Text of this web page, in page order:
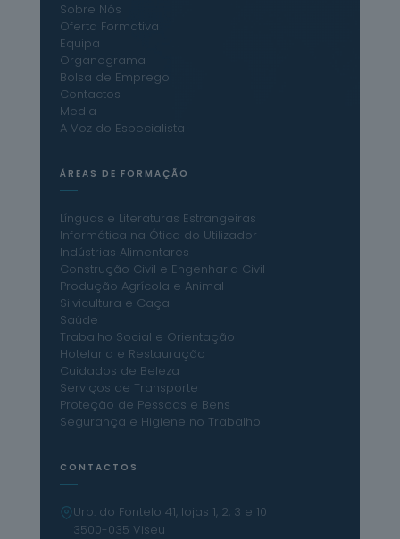
Sobre Nós
Oferta Formativa
Equipa
Organograma
Bolsa de Emprego
Contactos
Media
A Voz do Especialista
ÁREAS DE FORMAÇÃO
Línguas e Literaturas Estrangeiras
Informática na Ótica do Utilizador
Indústrias Alimentares
Construção Civil e Engenharia Civil
Produção Agrícola e Animal
Silvicultura e Caça
Saúde
Trabalho Social e Orientação
Hotelaria e Restauração
Cuidados de Beleza
Serviços de Transporte
Proteção de Pessoas e Bens
Segurança e Higiene no Trabalho
CONTACTOS
Urb. do Fontelo 41, lojas 1, 2, 3 e 10
3500-035 Viseu